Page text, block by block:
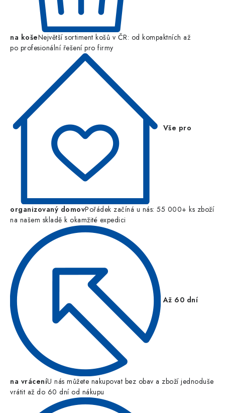
na košeNejvětší sortiment košů v ČR: od kompaktních až
po profesionální řešení pro firmy
Vše pro
organizovaný domovPořádek začíná u nás: 55 000+ ks zboží
na našem skladě k okamžité expedici
Až 60 dní
na vráceníU nás můžete nakupovat bez obav a zboží jednoduše
vrátit až do 60 dní od nákupu